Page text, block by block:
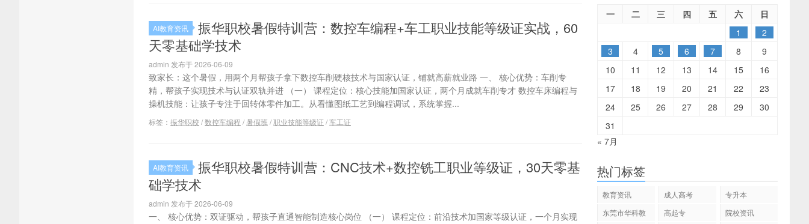
AI教育资讯
振华职校暑假特训营：数控车编程+车工职业技能等级证实战，60
天零基础学技术
admin 发布于 2026-06-09
致家长：这个暑假，用两个月帮孩子拿下数控车削硬核技术与国家认证，铺就高薪就业路 一、 核心优势：车削专
精，帮孩子实现技术与认证双轨并进 （一） 课程定位：核心技能加国家认证，两个月成就车削专才 数控车床编程与
操机技能：让孩子专注于回转体零件加工。从看懂图纸工艺到编程调试，系统掌握...
标签： 振华职校 /数控车编程 /暑假班 /职业技能等级证 /车工证
AI教育资讯
振华职校暑假特训营：CNC技术+数控铣工职业等级证，30天零基
础学技术
admin 发布于 2026-06-09
一、 核心优势：双证驱动，帮孩子直通智能制造核心岗位 （一） 课程定位：前沿技术加国家等级认证，一个月实现
一 二 三 四 五 六
日
1
2
3
4 5 6 7 8
9
10
11 12 13 14 15
16
17
18 19 20 21 22
23
24
25 26 27 28 29
30
31
« 7月
热门标签
教育资讯 成人高考
专升本
东莞市华科教
高起专 院校资讯